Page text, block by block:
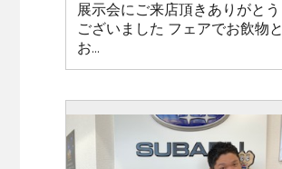
展示会にご来店頂きありがとう
ございました フェアでお飲物と
お...